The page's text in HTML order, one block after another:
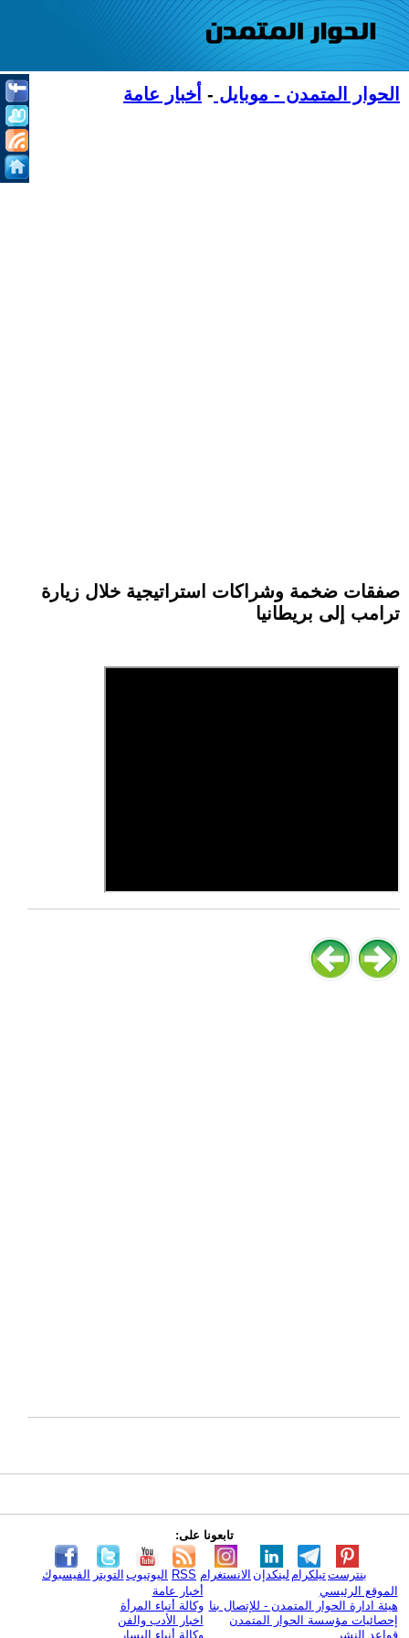
الحوار المتمدن - موبايل - أخبار عامة
صفقات ضخمة وشراكات استراتيجية خلال زيارة
ترامب إلى بريطانيا
تابعونا على:
الفيسبوك التويتر اليوتيوب RSS الانستغرام لينكدإن تيلكرامبنترست
الموقع الرئيسي
هيئة ادارة الحوار المتمدن - للإتصال بنا
إحصائيات مؤسسة الحوار المتمدن
قواعد النشر
أخبار عامة
وكالة أنباء المرأة
اخبار الأدب والفن
وكالة أنباء اليسار